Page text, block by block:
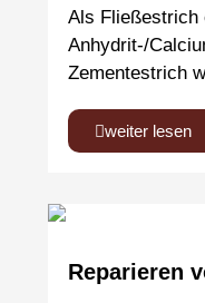
Als Fließestrich
Anhydrit-/
Zementestrich
weiter lesen
Reparieren